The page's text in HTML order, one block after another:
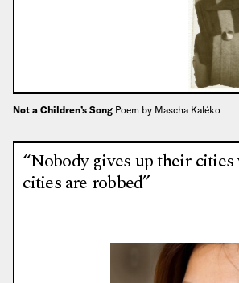
Not a Children’s Song Poem by Mascha Kaléko
“Nobody gives up their
cities are robbed”